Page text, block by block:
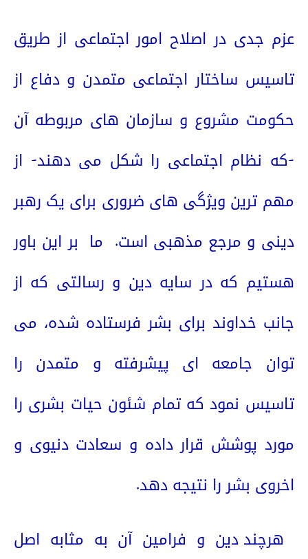
عزم جدی در اصلاح امور اجتماعی از طریق
تاسیس ساختار اجتماعی متمدن و دفاع از
حکومت مشروع و سازمان های مربوطه آن
-که نظام اجتماعی را شکل می دهند- از
مهم ترین ویژگی های ضروری برای یک رهبر
دینی و مرجع مذهبی است. ما بر این باور
هستیم که در سایه دین و رسالتی که از
جانب خداوند برای بشر فرستاده شده، می
توان جامعه ای پیشرفته و متمدن را
تاسیس نمود که تمام شئون حیات بشری را
مورد پوشش قرار داده و سعادت دنیوی و
اخروی بشر را نتیجه دهد.
هرچند دین و فرامین آن به مثابه اصل